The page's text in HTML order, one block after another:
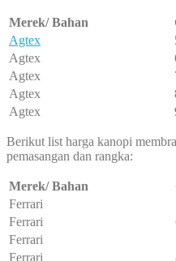
Merek/ Bahan
Agtex
Agtex
Agtex
Agtex
Agtex
Berikut list harga kanopi
pemasangan dan rangka:
Merek/ Bahan
Ferrari
Ferrari
Ferrari
Ferrari